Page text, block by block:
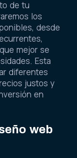
de tu
los
desde
mejor se
Esta
diferentes
justos y
en
web